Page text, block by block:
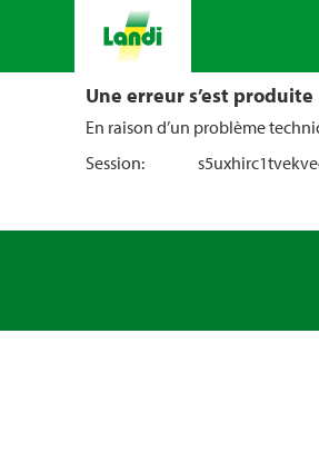
Une erreur s’est produite
En raison d’un problème
Session: